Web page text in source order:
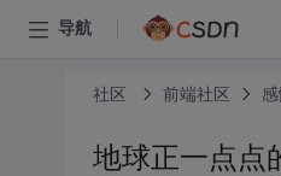
导航
社区 前端社区
地球正一点点